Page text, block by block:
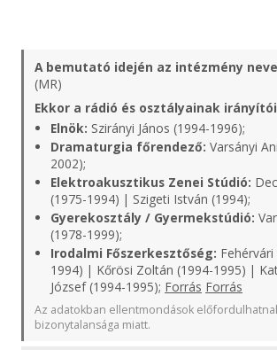
A bemutató idején az intézmény
(MR)
Ekkor a rádió és osztályainak
Elnök: Szirányi János (1994-1996);
Dramaturgia főrendező: Varsányi
2002);
Elektroakusztikus Zenei Stúdió:
(1975-1994) | Szigeti István (1994);
Gyerekosztály / Gyermekstúdió:
(1978-1999);
Irodalmi Főszerkesztőség:
1994) | Kőrösi Zoltán (1994-1995) |
József (1994-1995); Forrás Forrás
Az adatokban ellentmondások
bizonytalansága miatt.